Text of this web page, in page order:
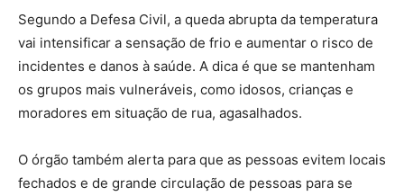
Segundo a Defesa Civil, a queda abrupta da temperatura
vai intensificar a sensação de frio e aumentar o risco de
incidentes e danos à saúde. A dica é que se mantenham
os grupos mais vulneráveis, como idosos, crianças e
moradores em situação de rua, agasalhados.
O órgão também alerta para que as pessoas evitem locais
fechados e de grande circulação de pessoas para se